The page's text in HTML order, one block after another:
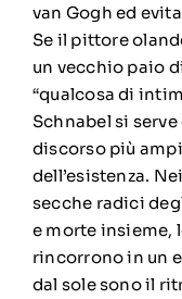
van Gogh ed
Se il pittore
un vecchio paio
“qualcosa di
Schnabel si
discorso più
dell’esistenza.
secche radici
e morte insieme,
rincorrono in un
dal sole sono il